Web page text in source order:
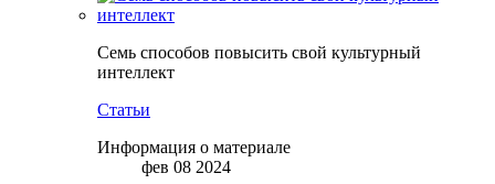
Семь способов повысить свой культурный
интеллект
Статьи
Информация о материале
фев 08 2024